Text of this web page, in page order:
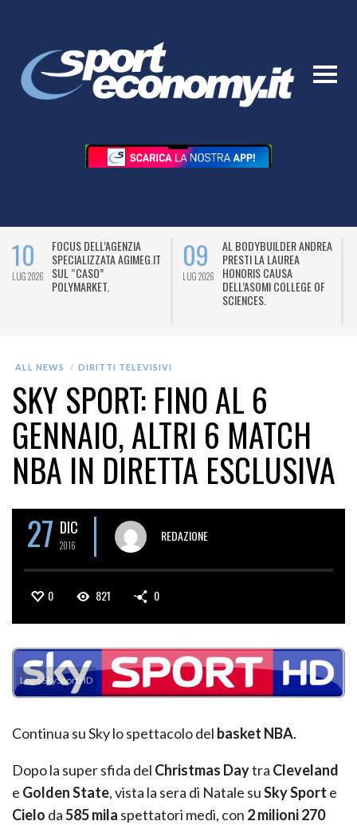
10
LUG 2026
FOCUS DELL’AGENZIA
SPECIALIZZATA AGIMEG.IT
SUL “CASO”
POLYMARKET.
09
LUG 2026
AL BODYBUILDER ANDREA
PRESTI LA LAUREA
HONORIS CAUSA
DELL’ASOMI COLLEGE OF
SCIENCES.
ALL NEWS DIRITTI TELEVISIVI
SKY SPORT: FINO AL 6
GENNAIO, ALTRI 6 MATCH
NBA IN DIRETTA ESCLUSIVA
27 DIC
2016
REDAZIONE
0 821 0
Logo SkySportHD
Continua su Sky lo spettacolo del basket NBA.
Dopo la super sfida del Christmas Daytra Cleveland
e Golden State, vista la sera di Natale suSky Sport e
Cielo da585 mila spettatori medi, con 2 milioni 270